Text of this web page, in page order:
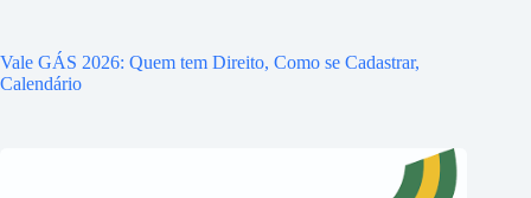
Vale GÁS 2026: Quem tem Direito, Como se Cadastrar,
Calendário